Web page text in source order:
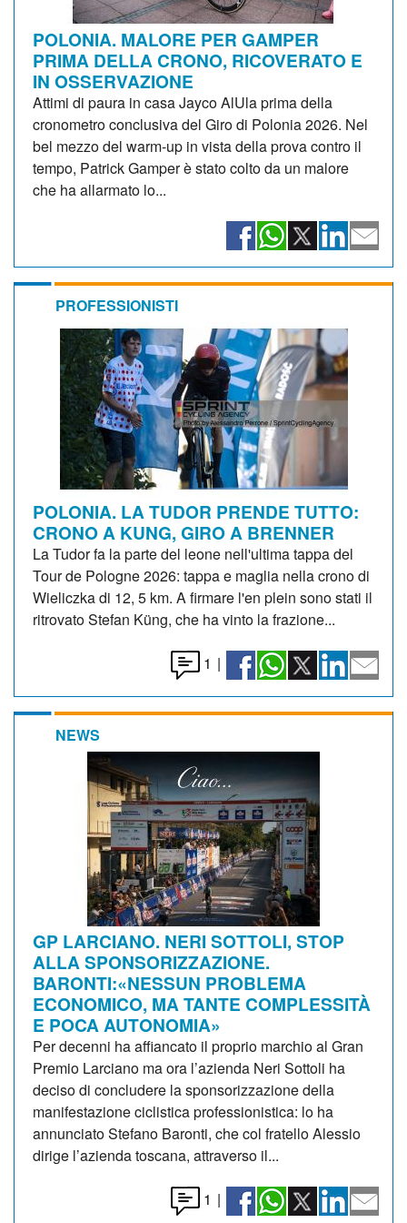
POLONIA. MALORE PER GAMPER
PRIMA DELLA CRONO, RICOVERATO E
IN OSSERVAZIONE
Attimi di paura in casa Jayco AlUla prima della
cronometro conclusiva del Giro di Polonia 2026. Nel
bel mezzo del warm-up in vista della prova contro il
tempo, Patrick Gamper è stato colto da un malore
che ha allarmato lo...
PROFESSIONISTI
POLONIA. LA TUDOR PRENDE TUTTO:
CRONO A KUNG, GIRO A BRENNER
La Tudor fa la parte del leone nell'ultima tappa del
Tour de Pologne 2026: tappa e maglia nella crono di
Wieliczka di 12, 5 km. A firmare l'en plein sono stati il
ritrovato Stefan Küng, che ha vinto la frazione...
1 |
NEWS
GP LARCIANO. NERI SOTTOLI, STOP
ALLA SPONSORIZZAZIONE.
BARONTI:«NESSUN PROBLEMA
ECONOMICO, MA TANTE COMPLESSITÀ
E POCA AUTONOMIA»
Per decenni ha affiancato il proprio marchio al Gran
Premio Larciano ma ora l’azienda Neri Sottoli ha
deciso di concludere la sponsorizzazione della
manifestazione ciclistica professionistica: lo ha
annunciato Stefano Baronti, che col fratello Alessio
dirige l’azienda toscana, attraverso il...
1 |